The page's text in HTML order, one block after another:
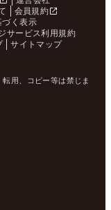
会員規約
づく表示
サービス利用規約
サイトマップ
用、コピー等は禁じま